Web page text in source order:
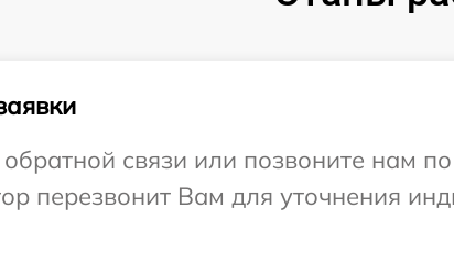
связи или позвоните нам
перезвонит Вам для уточнения